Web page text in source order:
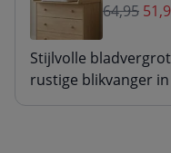
64,95
Stijlvolle
rustige blikvanger